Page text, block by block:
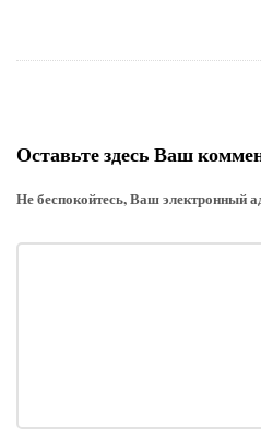
Оставьте здесь Ваш
Не беспокойтесь, Ваш электронный